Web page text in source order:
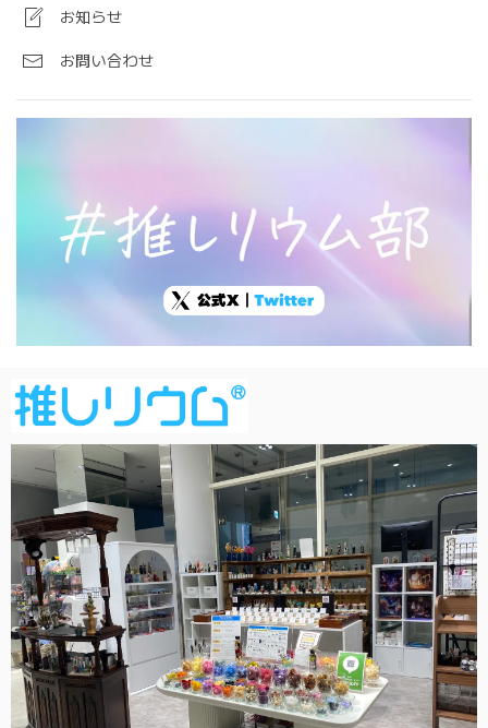
お知らせ
お問い合わせ